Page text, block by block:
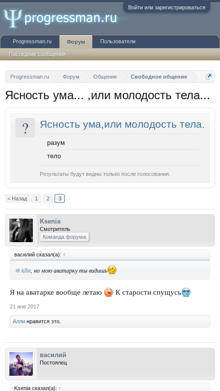
Войти или зарегистрироваться
Progressman.ru Форум Общение Свободное общение
Ясность ума... ,или молодость тела...
? Ясность ума,или молодость тела.
разум
тело
Результаты будут видны только после голосования.
< Назад 1 2 3
Ksenia
Смотритель
Команда форума
василий сказал(а): ↑
@Allie , но мою аватарку ты видишь
Я на аватарке вообще летаю К старости спущусь
21 янв 2017
Алли нравится это.
василий
Постоялец
Ksenia сказал(а): ↑
Progressman.ru Форум
Последние сообщения
Пользователи